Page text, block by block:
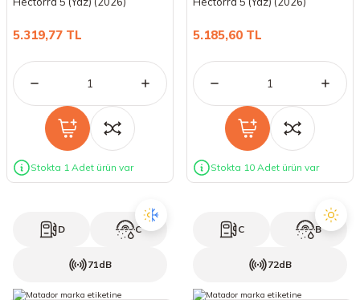
20 Lastikler
21 Lastikler
22 Lastikler
50 Lastikler
5.319,77 TL
Stokta 1 Adet ürün var
5.185,60 TL
Stokta 10 Adet ürün var
D C
71dB
C B
72dB